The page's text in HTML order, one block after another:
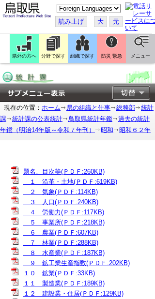
こ
の
ペ
ー
ジ
翻
訳
す
読み上げ 大 元
県外の方へ 分野で探す 組織で探す 防災 緊急 メニュー
現在の位置： ホーム 県の組織と仕事 総務部
統計
課
統計課の公表統計 鳥取県統計年鑑
過去の統計
年鑑（明治14年版～令和７年刊）
昭和 昭和６２年
題名、目次等(ＰＤＦ:260KB)
１ 沿革・土地(ＰＤＦ:619KB)
２ 気象(ＰＤＦ:114KB)
３ 人口(ＰＤＦ:240KB)
４ 労働力(ＰＤＦ:117KB)
５ 事業所(ＰＤＦ:218KB)
６ 農業(ＰＤＦ:607KB)
７ 林業(ＰＤＦ:288KB)
８ 水産業(ＰＤＦ:187KB)
９ 鉱工業生産指数(ＰＤＦ:202KB)
１０ 鉱業(ＰＤＦ:33KB)
１１ 製造業(ＰＤＦ:189KB)
１２ 建設業・住居(ＰＤＦ:129KB)